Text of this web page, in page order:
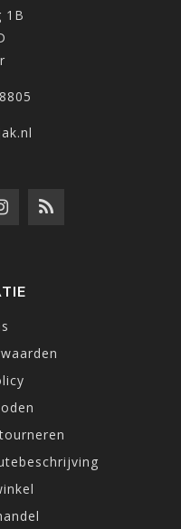
1B